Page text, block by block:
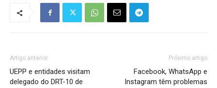
Artigo anterior
UEPP e entidades visitam
delegado do DRT-10 de
Próximo artigo
Facebook, WhatsApp e
Instagram têm problemas